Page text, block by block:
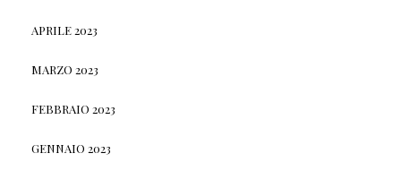
APRILE 2023
MARZO 2023
FEBBRAIO 2023
GENNAIO 2023